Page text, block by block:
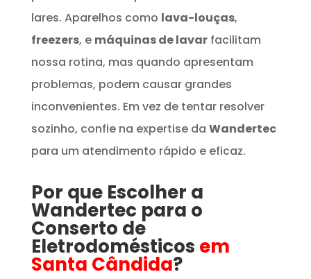
lares. Aparelhos como lava-louças,
freezers, e máquinas de lavarfacilitam
nossa rotina, mas quando apresentam
problemas, podem causar grandes
inconvenientes. Em vez de tentar resolver
sozinho, confie na expertise da Wandertec
para um atendimento rápido e eficaz.
Por que Escolher a
Wandertec para o
Conserto de
Eletrodomésticos em
Santa Cândida?